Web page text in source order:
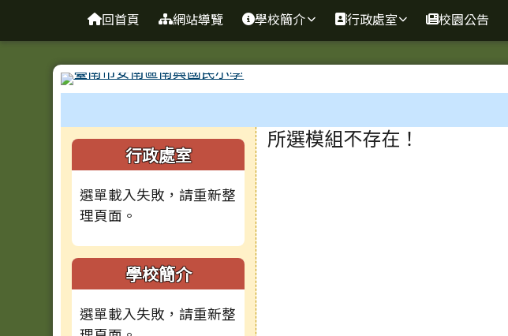
臺南市安南區南興國小全球資訊網
回首頁 網站導覽 學校簡介 行政處室 校園公告
左邊區域內容
行政處室
選單載入失敗，請重新整
理頁面。
學校簡介
選單載入失敗，請重新整
主內容區域
所選模組不存在！
頁尾區域